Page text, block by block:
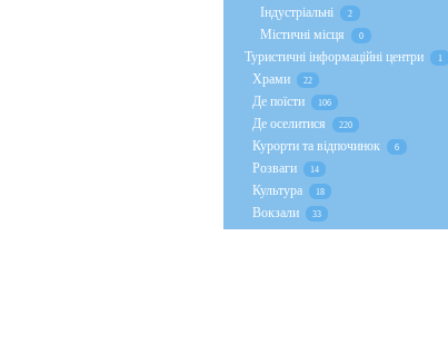
Індустріальні 2
Містичні місця 0
Туристичні інформаційні центри 1
Храми 22
Де поїсти 106
Де оселитися 220
Курорти та відпочинок 6
Розваги 14
Культура 18
Вокзали 33